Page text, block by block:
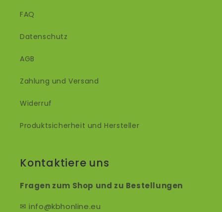
FAQ
Datenschutz
AGB
Zahlung und Versand
Widerruf
Produktsicherheit und Hersteller
Kontaktiere uns
Fragen zum Shop und zu Bestellungen
✉ info@kbhonline.eu